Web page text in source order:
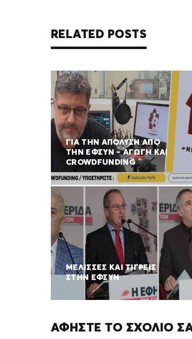
RELATED POSTS
ΓΙΑ ΤΗΝ ΑΠΟΛΥΣΗ ΑΠΟ
ΤΗΝ ΕΦΣΥΝ – ΑΓΩΓΗ ΚΑΙ
CROWDFUNDING
ΜΕΛΙΣΣΕΣ ΚΑΙ ΤΙΓΡΕΙΣ
ΣΤΗΝ ΕΦΣΥΝ
ΑΦΉΣΤΕ ΤΟ ΣΧΌΛΙΌ